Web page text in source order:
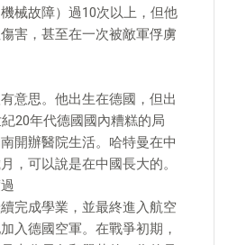
械故障）過10次以上，但他
害，甚至在一次被敵軍俘虜
意思。他出生在德國，但出
20年代德國國內糟糕的局
開辦醫院生活。哈特曼在中
，可以說是在中國長大的。
完成學業，並最終進入航空
入德國空軍。在戰爭初期，